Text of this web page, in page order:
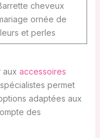
cheveux
ornée de
et perles
aux accessoires
permet
adaptées aux
des